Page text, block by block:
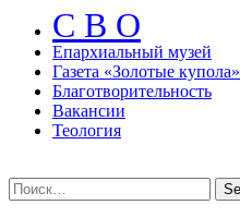
С В О
Епархиальный музeй
Газета «Золотые купола»
Благотворительность
Вакансии
Теология